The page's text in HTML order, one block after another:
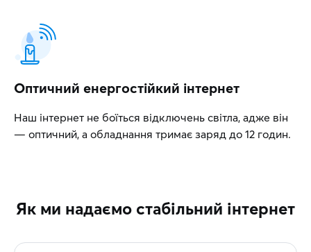
Оптичний енергостійкий інтернет
Наш інтернет не боїться відключень світла, адже він
— оптичний, а обладнання тримає заряд до 12 годин.
Як ми надаємо стабільний інтернет